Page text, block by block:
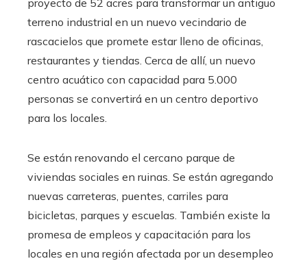
proyecto de 52 acres para transformar un antiguo
terreno industrial en un nuevo vecindario de
rascacielos que promete estar lleno de oficinas,
restaurantes y tiendas. Cerca de allí, un nuevo
centro acuático con capacidad para 5.000
personas se convertirá en un centro deportivo
para los locales.
Se están renovando el cercano parque de
viviendas sociales en ruinas. Se están agregando
nuevas carreteras, puentes, carriles para
bicicletas, parques y escuelas. También existe la
promesa de empleos y capacitación para los
locales en una región afectada por un desempleo